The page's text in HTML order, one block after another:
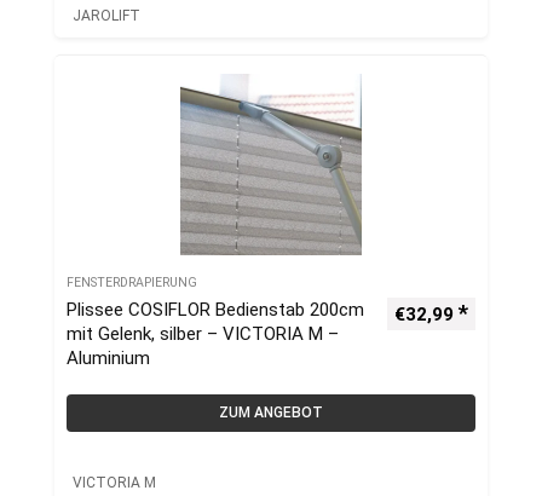
JAROLIFT
FENSTERDRAPIERUNG
Plissee COSIFLOR Bedienstab 200cm
mit Gelenk, silber – VICTORIA M –
Aluminium
€32,99
ZUM ANGEBOT
VICTORIA M